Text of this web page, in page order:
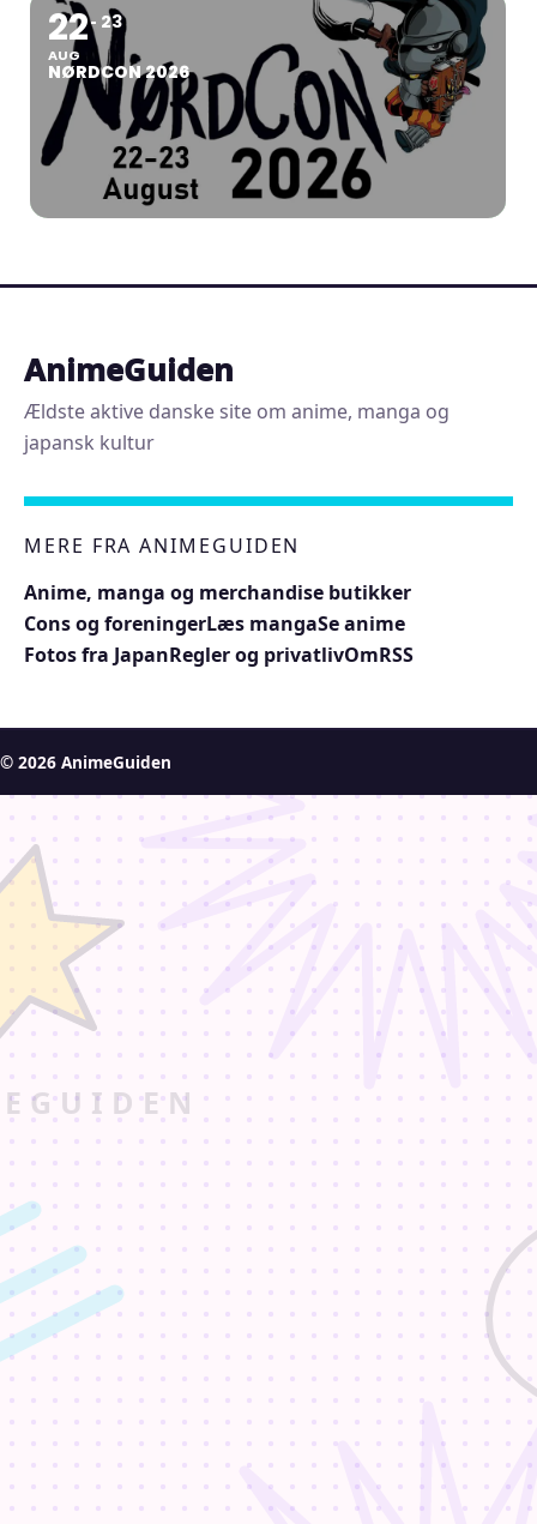
22
AUG
23
NØRDCON 2026
AnimeGuiden
Ældste aktive danske site om anime, manga og
japansk kultur
MERE FRA ANIMEGUIDEN
Anime, manga og merchandise butikker
Cons og foreningerLæs mangaSe anime
Fotos fra JapanRegler og privatlivOmRSS
© 2026 AnimeGuiden